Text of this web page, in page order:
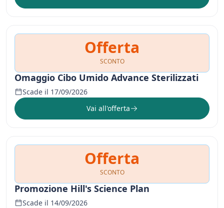
Offerta
SCONTO
Omaggio Cibo Umido Advance Sterilizzati
Scade il 17/09/2026
Vai all'offerta
Offerta
SCONTO
Promozione Hill's Science Plan
Scade il 14/09/2026